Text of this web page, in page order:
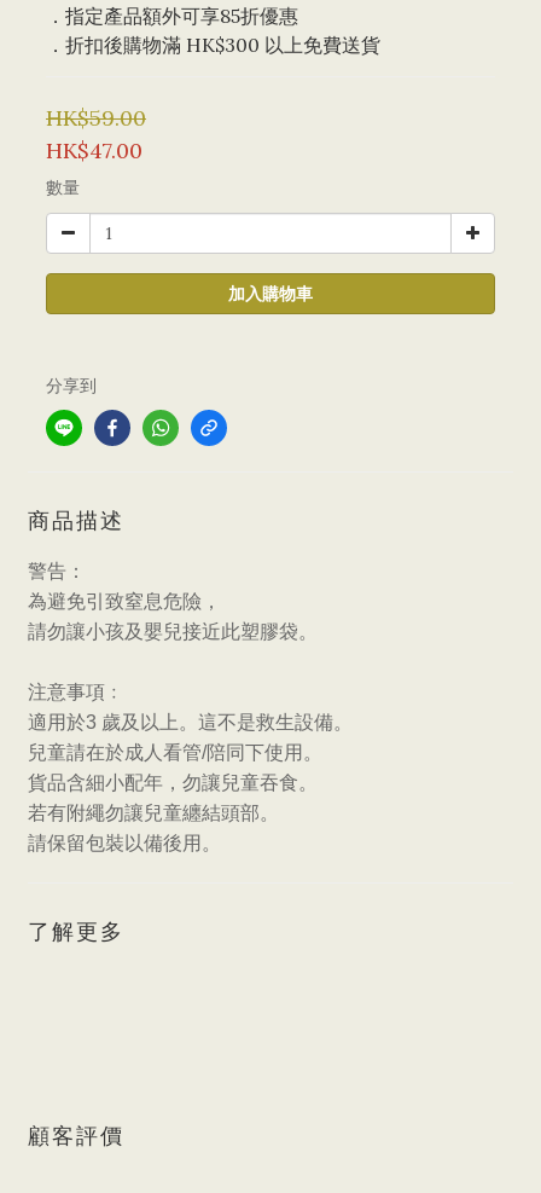
．指定產品額外可享85折優惠
．折扣後購物滿 HK$300 以上免費送貨
HK$59.00
HK$47.00
數量
加入購物車
分享到
商品描述
警告：
為避免引致窒息危險，
請勿讓小孩及嬰兒接近此塑膠袋。
注意事項﹕
適用於3 歲及以上。這不是救生設備。
兒童請在於成人看管/陪同下使用。
貨品含細小配年，勿讓兒童吞食。
若有附繩勿讓兒童纏結頭部。
請保留包裝以備後用。
了解更多
顧客評價